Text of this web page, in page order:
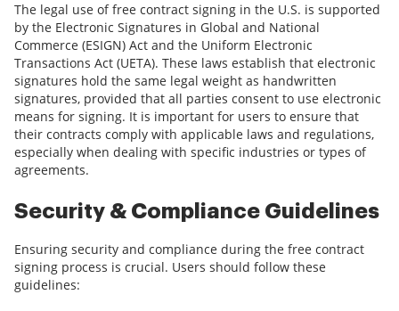
The legal use of free contract signing in the U.S. is supported
by the Electronic Signatures in Global and National
Commerce (ESIGN) Act and the Uniform Electronic
Transactions Act (UETA). These laws establish that electronic
signatures hold the same legal weight as handwritten
signatures, provided that all parties consent to use electronic
means for signing. It is important for users to ensure that
their contracts comply with applicable laws and regulations,
especially when dealing with specific industries or types of
agreements.
Security & Compliance Guidelines
Ensuring security and compliance during the free contract
signing process is crucial. Users should follow these
guidelines: